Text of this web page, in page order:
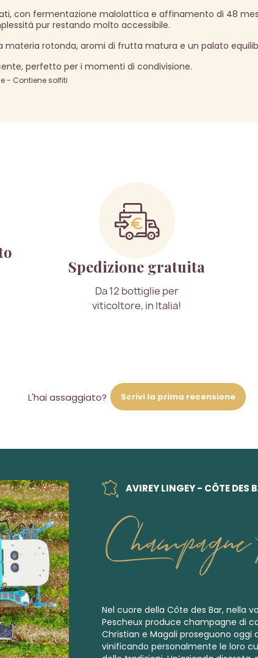
con fermentazione malolattica e affinamento di 48
pur restando molto accessibile.
materia rotonda, aromi di frutta matura e un palato
perfetto per i momenti di condivisione.
- Contiene solfiti
Spedizione gratuita
Da 12 bottiglie per
viticoltore, in Italia!
L'hai assaggiato? Scrivi la prima recensione
AVIREY LINGEY - CÔTE DES
Nel cuore della Côte des Bar, nella
Pescheux produce champagne di
Christian e Magali proseguono
vinificando personalmente le loro